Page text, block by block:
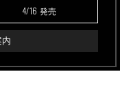
4/16 発売